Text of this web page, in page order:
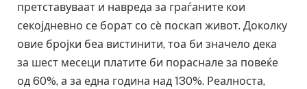
претставуваат и навреда за граѓаните кои
секојдневно се борат со сè поскап живот. Доколку
овие бројки беа вистинити, тоа би значело дека
за шест месеци платите би пораснале за повеќе
од 60%, а за една година над 130%. Реалноста,